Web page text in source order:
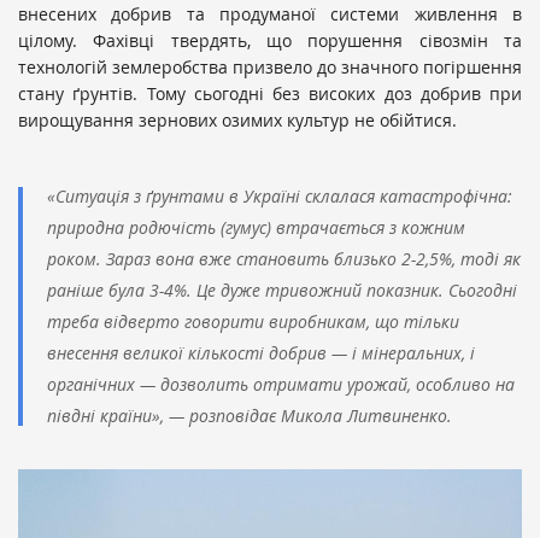
внесених добрив та продуманої системи живлення в
цілому. Фахівці твердять, що порушення сівозмін та
технологій землеробства призвело до значного погіршення
стану ґрунтів. Тому сьогодні без високих доз добрив при
вирощування зернових озимих культур не обійтися.
«Ситуація з ґрунтами в Україні склалася катастрофічна:
природна родючість (гумус) втрачається з кожним
роком. Зараз вона вже становить близько 2-2,5%, тоді як
раніше була 3-4%. Це дуже тривожний показник. Сьогодні
треба відверто говорити виробникам, що тільки
внесення великої кількості добрив — і мінеральних, і
органічних — дозволить отримати урожай, особливо на
півдні країни», — розповідає Микола Литвиненко.